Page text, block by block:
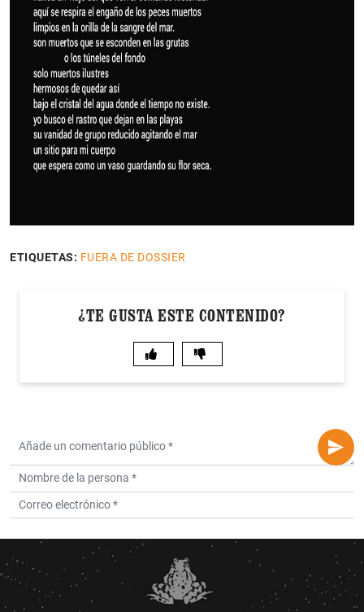
ETIQUETAS: FUERA DE DOSSIER
¿TE GUSTA ESTE CONTENIDO?